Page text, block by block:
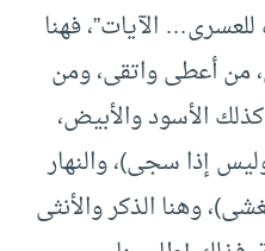
الآيات”، فهنا
من أعطى واتقى، ومن
الأسود والأبيض،
إذا سجى)، والنهار
وهنا الذكر والأنثى